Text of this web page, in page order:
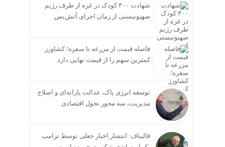
شهادت ۳۰۰ کودک در غزه از طرف رژیم
صهیونیستی از زمان اجرای آتش‌بس
فاصله قیمت از مزرعه تا سفره؛ کشاورز
کمترین سهم را از قیمت نهایی دارد
توسعه انرژی پاک، عدالت یارانه‌ای و اصلاح
مدیریت، سه محور تحول اقتصادی
قالیباف: انتشار اخبار جعلی توسط ترامپ